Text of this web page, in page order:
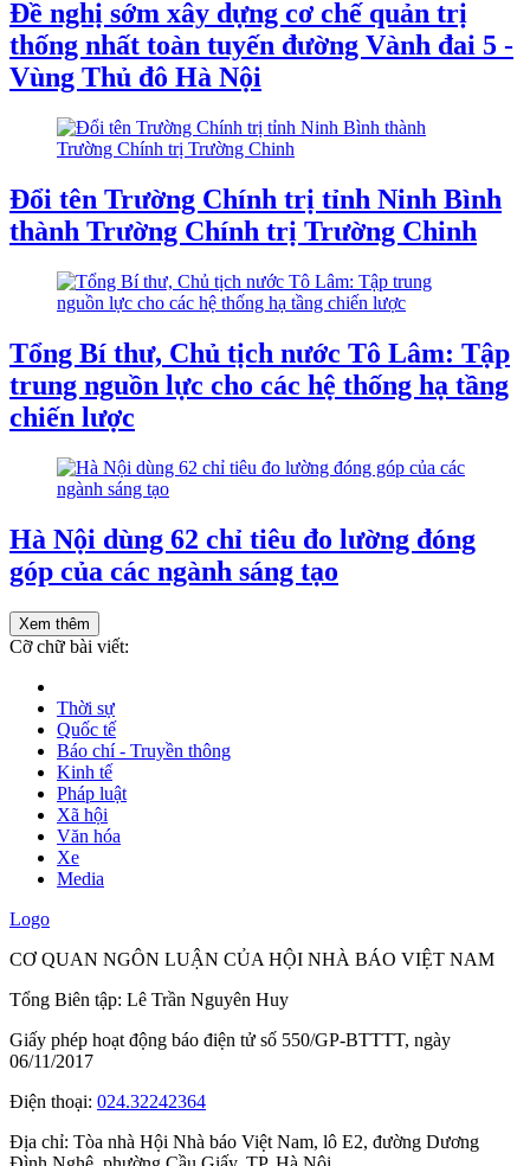
Đề nghị sớm xây dựng cơ chế quản trị
thống nhất toàn tuyến đường Vành đai 5 -
Vùng Thủ đô Hà Nội
Đổi tên Trường Chính trị tỉnh Ninh Bình
thành Trường Chính trị Trường Chinh
Tổng Bí thư, Chủ tịch nước Tô Lâm: Tập
trung nguồn lực cho các hệ thống hạ tầng
chiến lược
Hà Nội dùng 62 chỉ tiêu đo lường đóng
góp của các ngành sáng tạo
Xem thêm
Cỡ chữ bài viết:
Thời sự
Quốc tế
Báo chí - Truyền thông
Kinh tế
Pháp luật
Xã hội
Văn hóa
Xe
Media
Logo
CƠ QUAN NGÔN LUẬN CỦA HỘI NHÀ BÁO VIỆT NAM
Tổng Biên tập: Lê Trần Nguyên Huy
Giấy phép hoạt động báo điện tử số 550/GP-BTTTT, ngày
06/11/2017
Điện thoại: 024.32242364
Địa chỉ: Tòa nhà Hội Nhà báo Việt Nam, lô E2, đường Dương